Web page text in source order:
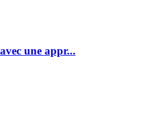
une appr...